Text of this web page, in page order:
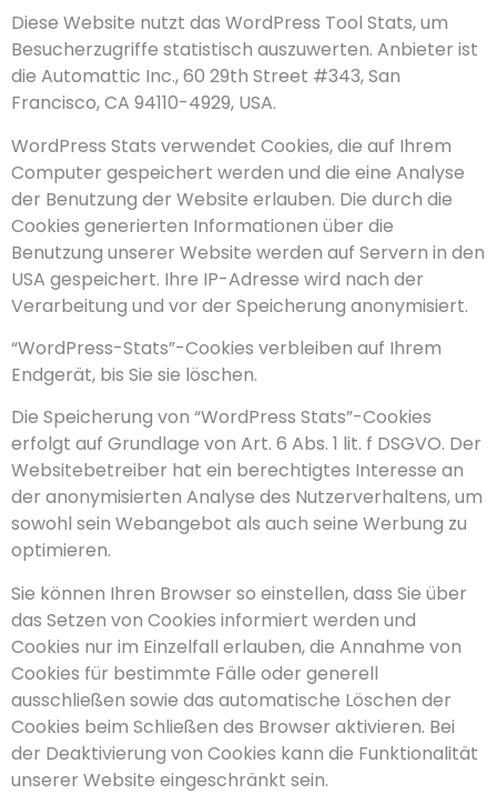
Diese Website nutzt das WordPress Tool Stats, um
Besucherzugriffe statistisch auszuwerten. Anbieter ist
die Automattic Inc., 60 29th Street #343, San
Francisco, CA 94110-4929, USA.
WordPress Stats verwendet Cookies, die auf Ihrem
Computer gespeichert werden und die eine Analyse
der Benutzung der Website erlauben. Die durch die
Cookies generierten Informationen über die
Benutzung unserer Website werden auf Servern in den
USA gespeichert. Ihre IP-Adresse wird nach der
Verarbeitung und vor der Speicherung anonymisiert.
“WordPress-Stats”-Cookies verbleiben auf Ihrem
Endgerät, bis Sie sie löschen.
Die Speicherung von “WordPress Stats”-Cookies
erfolgt auf Grundlage von Art. 6 Abs. 1 lit. f DSGVO. Der
Websitebetreiber hat ein berechtigtes Interesse an
der anonymisierten Analyse des Nutzerverhaltens, um
sowohl sein Webangebot als auch seine Werbung zu
optimieren.
Sie können Ihren Browser so einstellen, dass Sie über
das Setzen von Cookies informiert werden und
Cookies nur im Einzelfall erlauben, die Annahme von
Cookies für bestimmte Fälle oder generell
ausschließen sowie das automatische Löschen der
Cookies beim Schließen des Browser aktivieren. Bei
der Deaktivierung von Cookies kann die Funktionalität
unserer Website eingeschränkt sein.